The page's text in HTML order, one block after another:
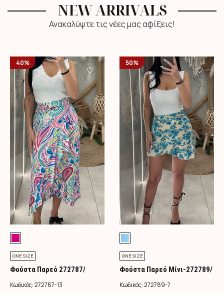
NEW ARRIVALS
Ανακαλύψτε τις νέες μας αφίξεις!
40%
ONE SIZE
Φούστα Παρεό 272787/
Φούξια
Κωδικός:272787-13
50%
ONE SIZE
Φούστα Παρεό Μίνι-272789/
Τιρκουάζ
Κωδικός:272789-7